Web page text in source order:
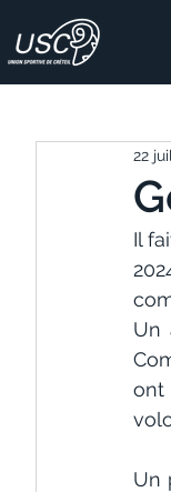
22
Il
Un
ont
Un